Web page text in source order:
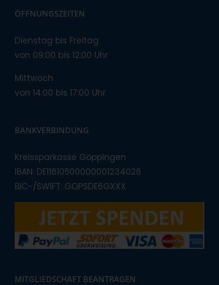
ÖFFNUNGSZEITEN
Dienstag bis Freitag
von 09:00 bis 12:00 Uhr
Mittwoch
von 14:00 bis 17:00 Uhr
BANKVERBINDUNG
Kreissparkasse Göppingen
IBAN: DE11610500000001234026
BIC-/SWIFT: GOPSDE6GXXX
MITGLIEDSCHAFT BEANTRAGEN